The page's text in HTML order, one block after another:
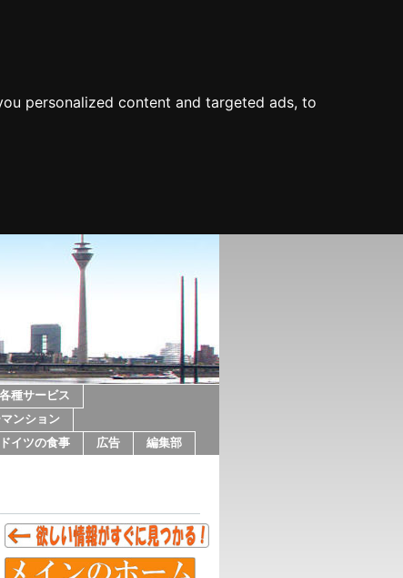
personalized content and targeted ads, to
種サービス
ンション
ドイツの食事 広告 編集部